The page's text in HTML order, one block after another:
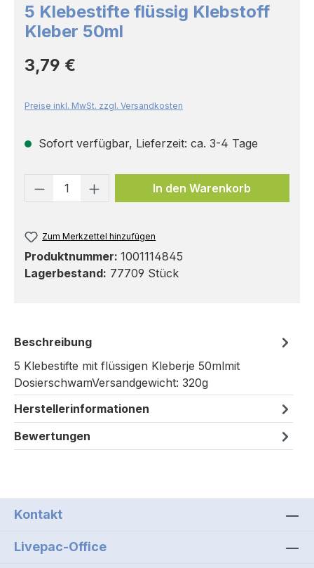
5 Klebestifte flüssig Klebstoff
Kleber 50ml
Regulärer Preis:
3,79 €
Preise inkl. MwSt. zzgl. Versandkosten
Sofort verfügbar, Lieferzeit: ca. 3-4 Tage
Produkt Anzahl: Gib den
In den Warenkorb
Zum Merkzettel hinzufügen
Produktnummer: 1001114845
Lagerbestand: 77709 Stück
Beschreibung
5 Klebestifte mit flüssigen Kleberje 50mlmit
DosierschwamVersandgewicht: 320g
Herstellerinformationen
Bewertungen
Kontakt
Livepac-Office